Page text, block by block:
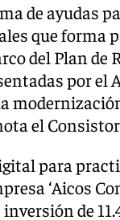
de ayudas
que forma
del Plan
por
el
para
‘Aicos
de